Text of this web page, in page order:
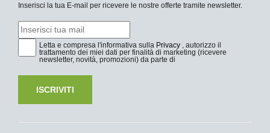
Inserisci la tua E-mail per ricevere le nostre offerte tramite newsletter.
Letta e compresa l'informativa sulla Privacy , autorizzo il
trattamento dei miei dati per finalità di marketing (ricevere
newsletter, novità, promozioni) da parte di
ISCRIVITI